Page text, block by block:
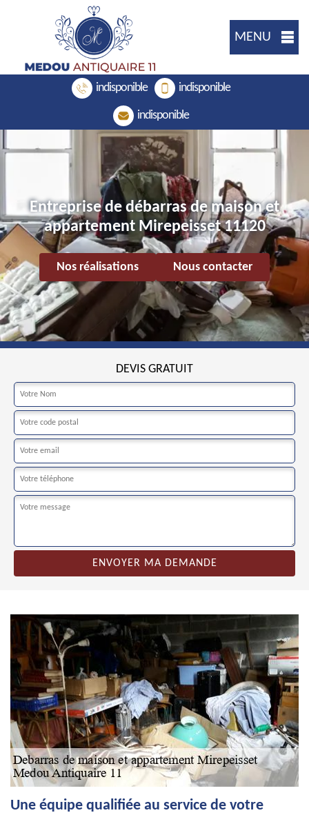
MENU
indisponible indisponible
indisponible
Entreprise de débarras de maison et
appartement Mirepeisset 11120
Nos réalisations Nous contacter
DEVIS GRATUIT
Une équipe qualifiée au service de votre